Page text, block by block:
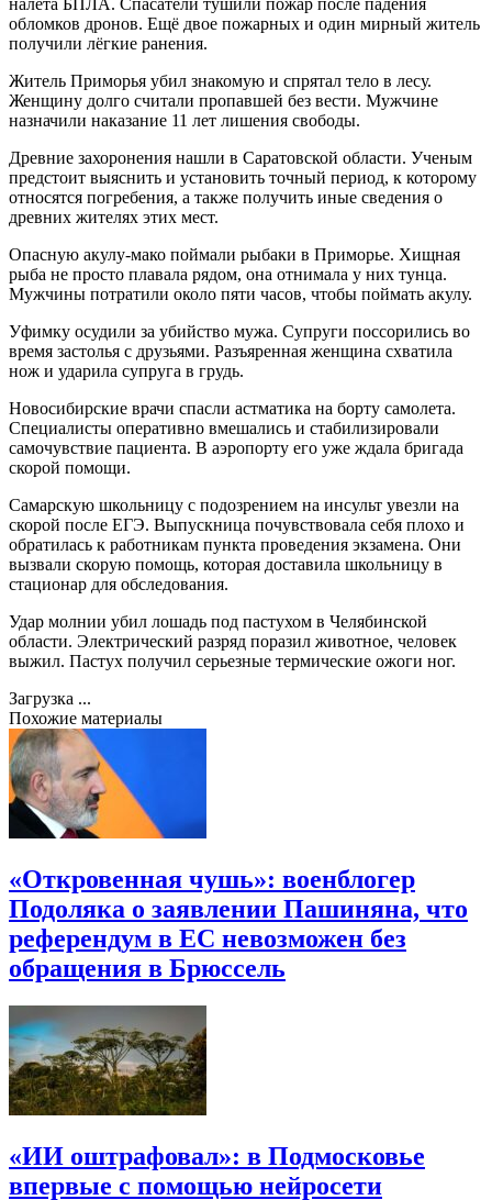
обломков дронов. Ещё двое пожарных и один мирный житель
получили лёгкие ранения.
Житель Приморья убил знакомую и спрятал тело в лесу.
Женщину долго считали пропавшей без вести. Мужчине
назначили наказание 11 лет лишения свободы.
Древние захоронения нашли в Саратовской области. Ученым
предстоит выяснить и установить точный период, к которому
относятся погребения, а также получить иные сведения о
древних жителях этих мест.
Опасную акулу-мако поймали рыбаки в Приморье. Хищная
рыба не просто плавала рядом, она отнимала у них тунца.
Мужчины потратили около пяти часов, чтобы поймать акулу.
Уфимку осудили за убийство мужа. Супруги поссорились во
время застолья с друзьями. Разъяренная женщина схватила
нож и ударила супруга в грудь.
Новосибирские врачи спасли астматика на борту самолета.
Специалисты оперативно вмешались и стабилизировали
самочувствие пациента. В аэропорту его уже ждала бригада
скорой помощи.
Самарскую школьницу с подозрением на инсульт увезли на
скорой после ЕГЭ. Выпускница почувствовала себя плохо и
обратилась к работникам пункта проведения экзамена. Они
вызвали скорую помощь, которая доставила школьницу в
стационар для обследования.
Удар молнии убил лошадь под пастухом в Челябинской
области. Электрический разряд поразил животное, человек
выжил. Пастух получил серьезные термические ожоги ног.
Загрузка ...
Похожие материалы
«Откровенная чушь»: военблогер
Подоляка о заявлении Пашиняна, что
референдум в ЕС невозможен без
обращения в Брюссель
«ИИ оштрафовал»: в Подмосковье
впервые с помощью нейросети